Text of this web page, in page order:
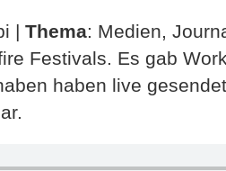
| Thema: Medien,
Festivals. Es gab
haben live